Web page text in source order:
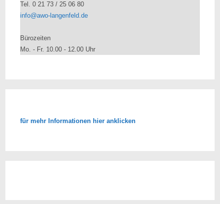
Tel. 0 21 73 / 25 06 80
info@awo-langenfeld.de
Bürozeiten
Mo. - Fr. 10.00 - 12.00 Uhr
für mehr Informationen hier anklicken